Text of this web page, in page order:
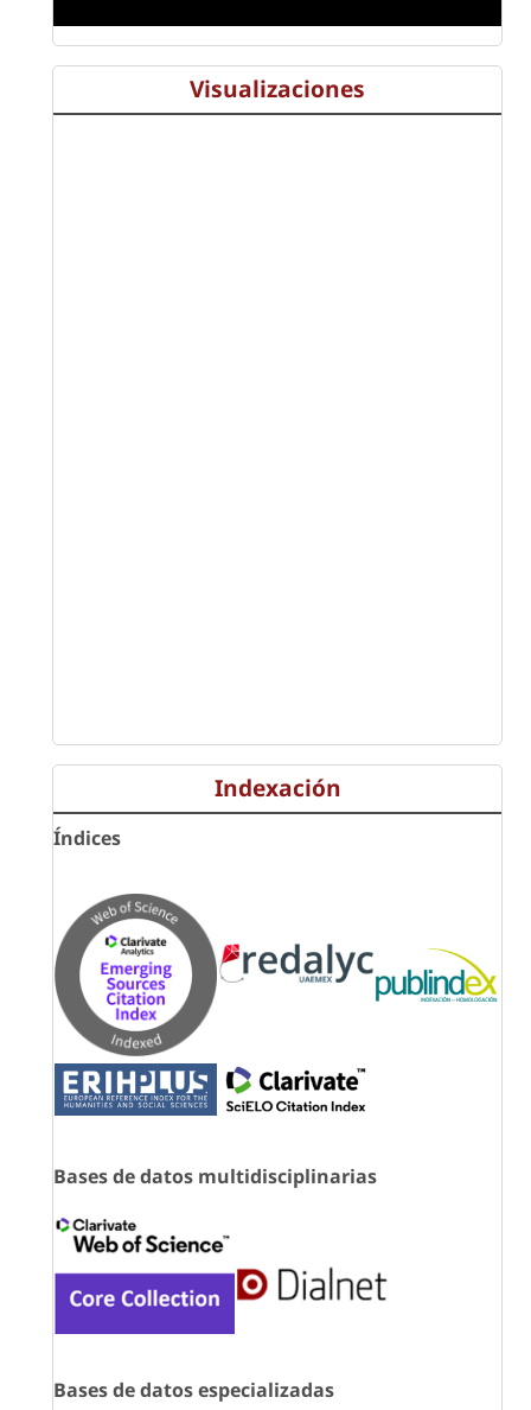
Visualizaciones
Indexación
Índices
Bases de datos multidisciplinarias
Bases de datos especializadas